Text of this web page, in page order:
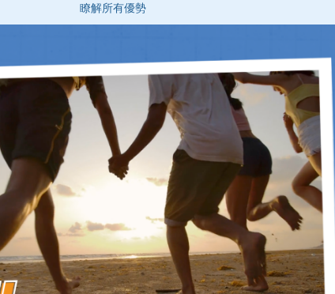
瞭解所有優勢